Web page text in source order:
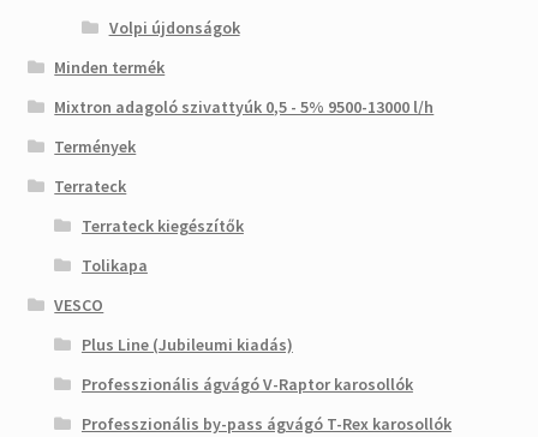
Volpi újdonságok
Minden termék
Mixtron adagoló szivattyúk 0,5 - 5% 9500-13000 l/h
Termények
Terrateck
Terrateck kiegészítők
Tolikapa
VESCO
Plus Line (Jubileumi kiadás)
Professzionális ágvágó V-Raptor karosollók
Professzionális by-pass ágvágó T-Rex karosollók